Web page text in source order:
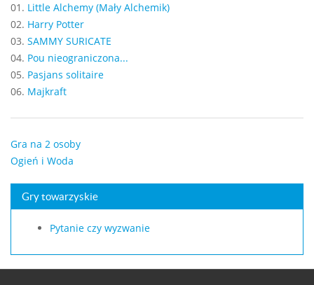
01. Little Alchemy (Mały Alchemik)
02. Harry Potter
03. SAMMY SURICATE
04. Pou nieograniczona...
05. Pasjans solitaire
06. Majkraft
Gra na 2 osoby
Ogień i Woda
Gry towarzyskie
Pytanie czy wyzwanie